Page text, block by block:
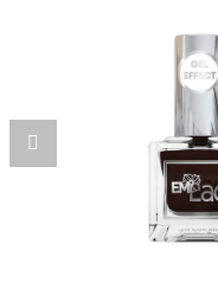
hvězdiček.